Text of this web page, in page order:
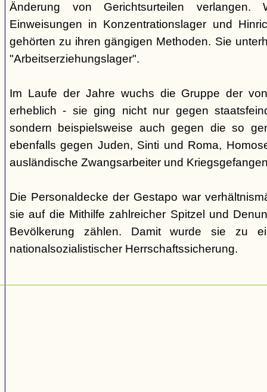
Änderung von Gerichtsurteilen verlangen.
Einweisungen in Konzentrationslager und
gehörten zu ihren gängigen Methoden. Sie
"Arbeitserziehungslager".
Im Laufe der Jahre wuchs die Gruppe der
erheblich - sie ging nicht nur gegen
sondern beispielsweise auch gegen die so
ebenfalls gegen Juden, Sinti und Roma,
ausländische Zwangsarbeiter und
Die Personaldecke der Gestapo war
sie auf die Mithilfe zahlreicher Spitzel und
Bevölkerung zählen. Damit wurde sie zu
nationalsozialistischer Herrschaftssicherung.